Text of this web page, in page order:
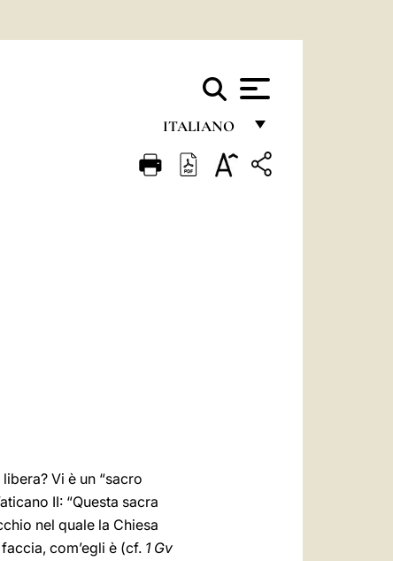
ITALIANO
FRANÇAIS
Vi è un “sacro
II: “Questa sacra
nel quale la Chiesa
com’egli è (cf. 1 Gv